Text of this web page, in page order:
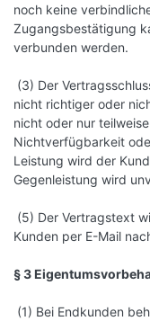
noch keine
Zugangsbestätigung
verbunden werden.
(3) Der
nicht richtiger oder
nicht oder nur
Nichtverfügbarkeit
Leistung wird der
Gegenleistung wird
(5) Der Vertragstext
Kunden per E-Mail
§ 3
(1) Bei Endkunden